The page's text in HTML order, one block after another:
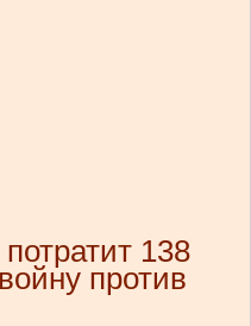
138
против